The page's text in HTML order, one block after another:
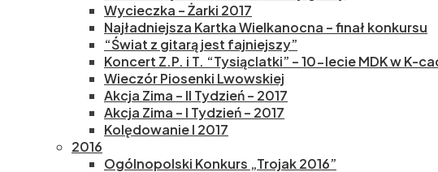
Wycieczka – Żarki 2017
Najładniejsza Kartka Wielkanocna – finał konkursu
“Świat z gitarą jest fajniejszy”
Koncert Z.P. i T. “Tysiąclatki” – 10-lecie MDK w K-
Wieczór Piosenki Lwowskiej
Akcja Zima – II Tydzień – 2017
Akcja Zima – I Tydzień – 2017
Kolędowanie I 2017
2016
Ogólnopolski Konkurs „Trojak 2016”